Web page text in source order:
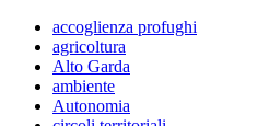
accoglienza profughi
agricoltura
Alto Garda
ambiente
Autonomia